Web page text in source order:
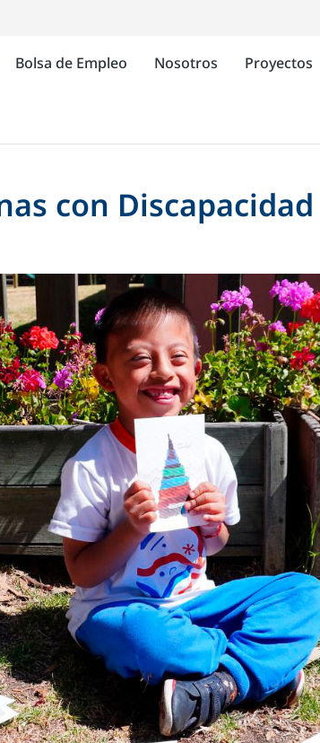
Bolsa de Empleo Nosotros Proyectos
con Discapacidad